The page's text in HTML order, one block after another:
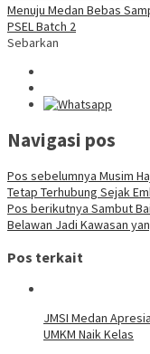
Menuju Medan Bebas
PSEL Batch 2
Sebarkan
Navigasi pos
Pos sebelumnya Musim
Tetap Terhubung Sejak
Pos berikutnya Sambut
Belawan Jadi Kawasan
Pos terkait
JMSI Medan
UMKM Naik Kelas